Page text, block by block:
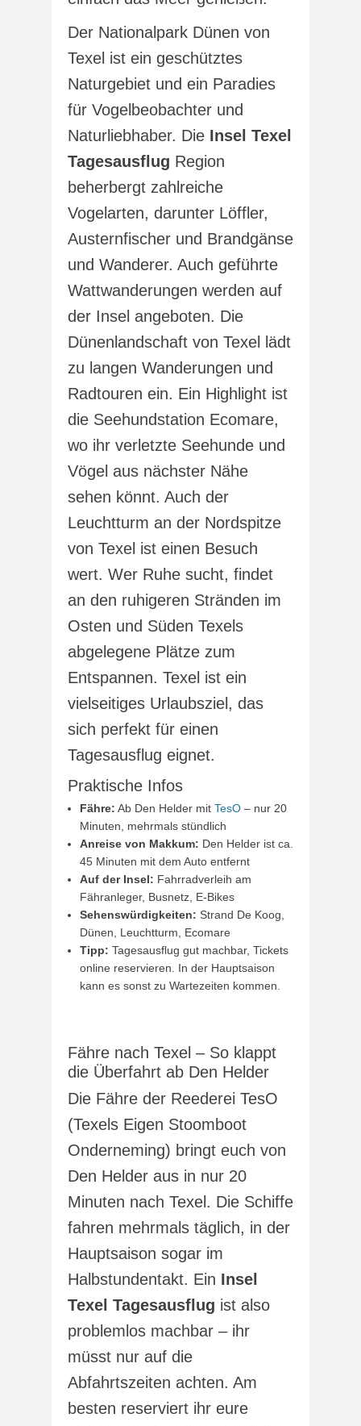
Der Nationalpark Dünen von
Texel ist ein geschütztes
Naturgebiet und ein Paradies
für Vogelbeobachter und
Naturliebhaber. Die Insel Texel
Tagesausflug Region
beherbergt zahlreiche
Vogelarten, darunter Löffler,
Austernfischer und Brandgänse
und Wanderer. Auch geführte
Wattwanderungen werden auf
der Insel angeboten. Die
Dünenlandschaft von Texel lädt
zu langen Wanderungen und
Radtouren ein. Ein Highlight ist
die Seehundstation Ecomare,
wo ihr verletzte Seehunde und
Vögel aus nächster Nähe
sehen könnt. Auch der
Leuchtturm an der Nordspitze
von Texel ist einen Besuch
wert. Wer Ruhe sucht, findet
an den ruhigeren Stränden im
Osten und Süden Texels
abgelegene Plätze zum
Entspannen. Texel ist ein
vielseitiges Urlaubsziel, das
sich perfekt für einen
Tagesausflug eignet.
Praktische Infos
Fähre: Ab Den Helder mit TesO – nur 20
Minuten, mehrmals stündlich
Anreise von Makkum: Den Helder ist ca.
45 Minuten mit dem Auto entfernt
Auf der Insel: Fahrradverleih am
Fähranleger, Busnetz, E-Bikes
Sehenswürdigkeiten: Strand De Koog,
Dünen, Leuchtturm, Ecomare
Tipp: Tagesausflug gut machbar, Tickets
online reservieren. In der Hauptsaison
kann es sonst zu Wartezeiten kommen.
Fähre nach Texel – So klappt
die Überfahrt ab Den Helder
Die Fähre der Reederei TesO
(Texels Eigen Stoomboot
Onderneming) bringt euch von
Den Helder aus in nur 20
Minuten nach Texel. Die Schiffe
fahren mehrmals täglich, in der
Hauptsaison sogar im
Halbstundentakt. Ein Insel
Texel Tagesausflug ist also
problemlos machbar – ihr
müsst nur auf die
Abfahrtszeiten achten. Am
besten reserviert ihr eure